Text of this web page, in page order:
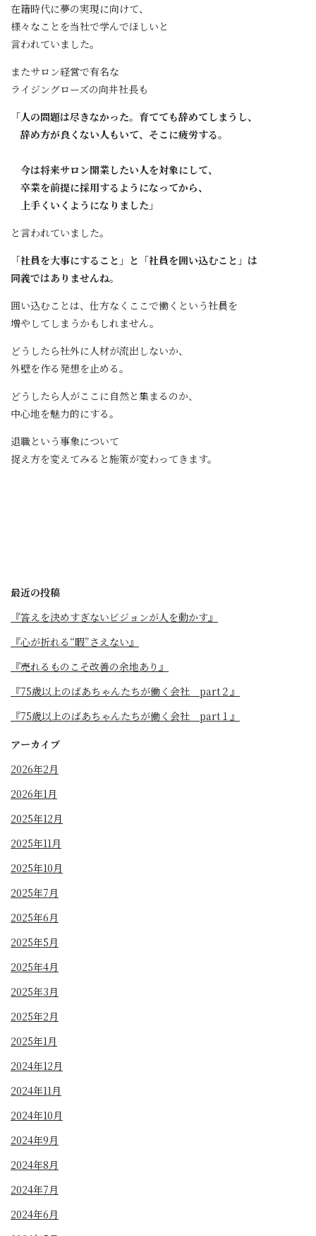
在籍時代に夢の実現に向けて、
様々なことを当社で学んでほしいと
言われていました。
またサロン経営で有名な
ライジングローズの向井社長も
「人の問題は尽きなかった。育てても辞めてしまうし、
辞め方が良くない人もいて、そこに疲労する。
今は将来サロン開業したい人を対象にして、
卒業を前提に採用するようになってから、
上手くいくようになりました」
と言われていました。
「社員を大事にすること」と「社員を囲い込むこと」は
同義ではありませんね。
囲い込むことは、仕方なくここで働くという社員を
増やしてしまうかもしれません。
どうしたら社外に人材が流出しないか、
外壁を作る発想を止める。
どうしたら人がここに自然と集まるのか、
中心地を魅力的にする。
退職という事象について
捉え方を変えてみると施策が変わってきます。
最近の投稿
『答えを決めすぎないビジョンが人を動かす』
『心が折れる“暇”さえない』
『売れるものこそ改善の余地あり』
『75歳以上のばあちゃんたちが働く会社 part２』
『75歳以上のばあちゃんたちが働く会社 part１』
アーカイブ
2026年2月
2026年1月
2025年12月
2025年11月
2025年10月
2025年7月
2025年6月
2025年5月
2025年4月
2025年3月
2025年2月
2025年1月
2024年12月
2024年11月
2024年10月
2024年9月
2024年8月
2024年7月
2024年6月